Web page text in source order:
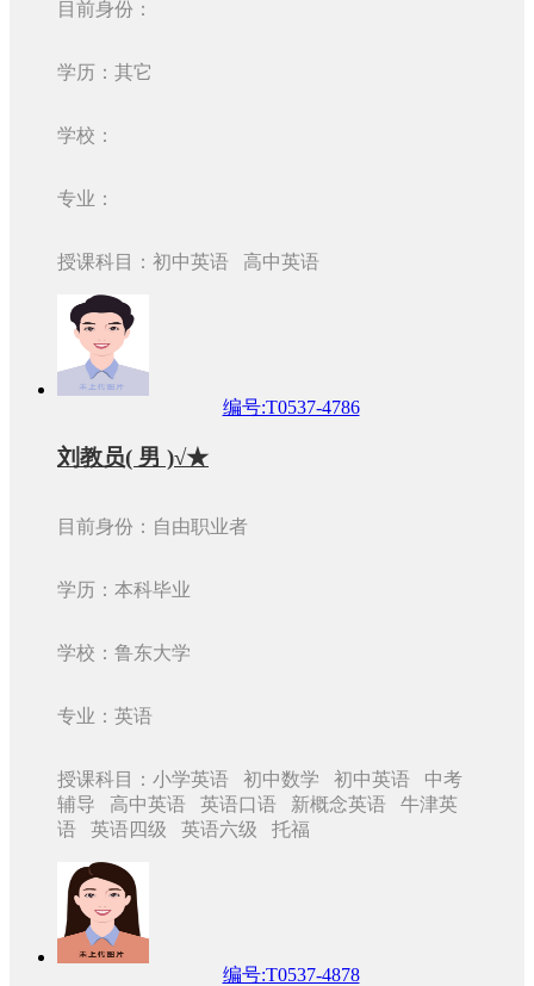
目前身份：
学历：其它
学校：
专业：
授课科目：初中英语 高中英语
编号:T0537-4786
刘教员( 男 )√★
目前身份：自由职业者
学历：本科毕业
学校：鲁东大学
专业：英语
授课科目：小学英语 初中数学 初中英语 中考
辅导 高中英语 英语口语 新概念英语 牛津英
语 英语四级 英语六级 托福
编号:T0537-4878